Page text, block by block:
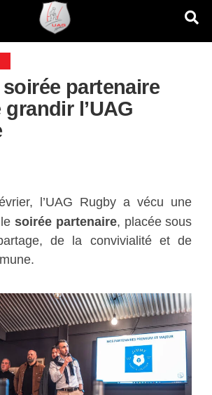
partenaire
l’UAG
l’UAG Rugby a vécu une
soirée partenaire, placée sous
de la convivialité et de